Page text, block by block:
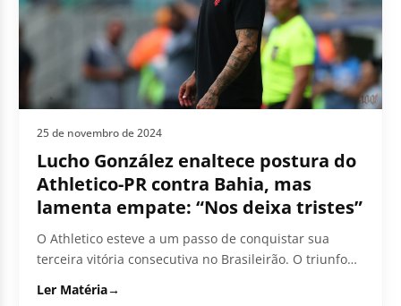
25 de novembro de 2024
Lucho González enaltece postura do
Athletico-PR contra Bahia, mas
lamenta empate: “Nos deixa tristes”
O Athletico esteve a um passo de conquistar sua
terceira vitória consecutiva no Brasileirão. O triunfo
Ler Matéria→